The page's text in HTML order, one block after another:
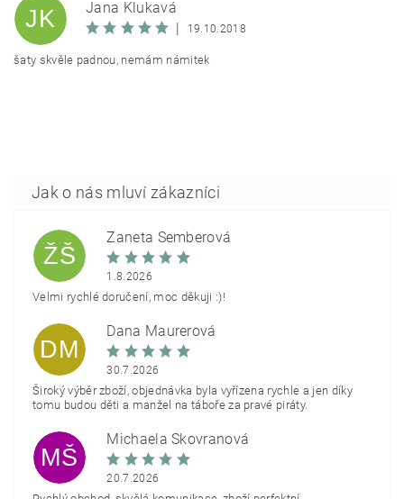
JK
Jana Klukavá
19.10.2018
šaty skvěle padnou, nemám námitek
ŽŠ
Žaneta Šemberová
1.8.2026
Velmi rychlé doručení, moc děkuji :)!
DM
Dana Maurerová
30.7.2026
Široký výběr zboží, objednávka byla vyřízena rychle a jen díky
tomu budou děti a manžel na táboře za pravé piráty.
MŠ
Michaela Škovranová
20.7.2026